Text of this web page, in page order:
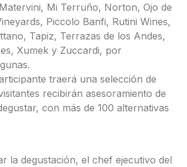
Mi Terruño, Norton, Ojo de
Piccolo Banfi, Rutini Wines,
Tapiz, Terrazas de los Andes,
Xumek y Zuccardi, por
traerá una selección de
recibirán asesoramiento de
con más de 100 alternativas
la degustación, el chef ejecutivo del